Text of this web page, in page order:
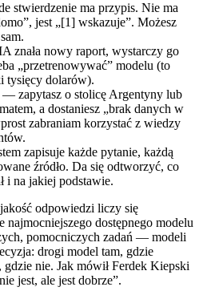
stwierdzenie ma przypis. Nie ma
jest „[1] wskazuje”. Możesz
znała nowy raport, wystarczy go
„przetrenowywać” modelu (to
tysięcy dolarów).
— zapytasz o stolicę Argentyny lub
a dostaniesz „brak danych w
zabraniam korzystać z wiedzy
zapisuje każde pytanie, każdą
źródło. Da się odtworzyć, co
i na jakiej podstawie.
odpowiedzi liczy się
dostępnego modelu
pomocniczych zadań — modeli
drogi model tam, gdzie
nie. Jak mówił Ferdek Kiepski
jest, ale jest dobrze”.